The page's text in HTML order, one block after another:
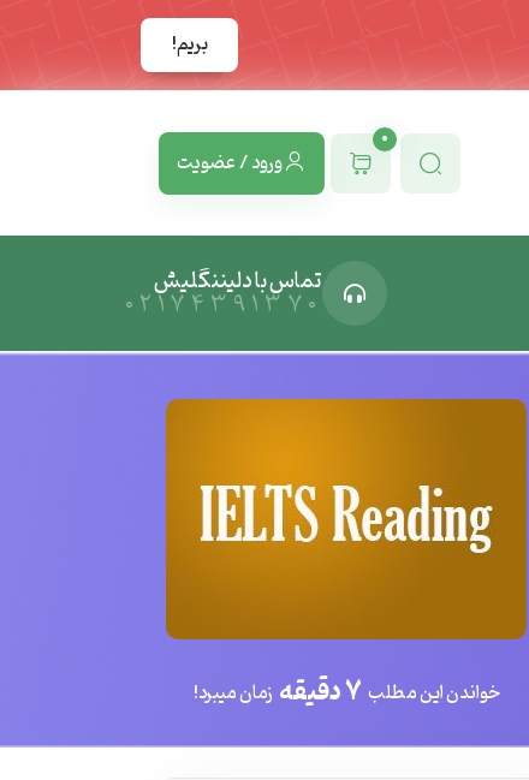
بریم!
0
ورود / عضویت
تماس با دلیننگلیش
02174391370
خواندن این مطلب 7 دقیقه زمان میبرد!